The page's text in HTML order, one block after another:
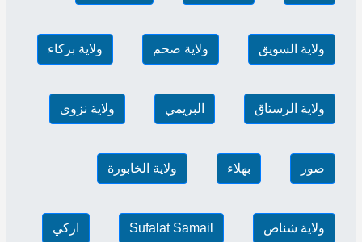
ولاية السويق ولاية صحم ولاية بركاء
ولاية الرستاق البريمي ولاية نزوى
صور بهلاء ولاية الخابورة
ولاية شناص Sufalat Samail ازكي